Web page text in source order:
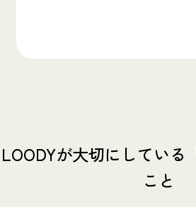
LOODYが大切にしている
こと